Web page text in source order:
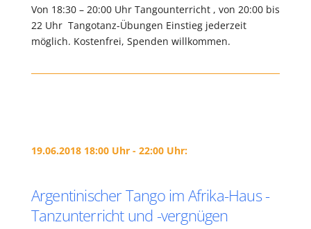
Von 18:30 – 20:00 Uhr Tangounterricht , von 20:00 bis
22 Uhr Tangotanz-Übungen Einstieg jederzeit
möglich. Kostenfrei, Spenden willkommen.
19.06.2018 18:00 Uhr - 22:00 Uhr:
Argentinischer Tango im Afrika-Haus -
Tanzunterricht und -vergnügen